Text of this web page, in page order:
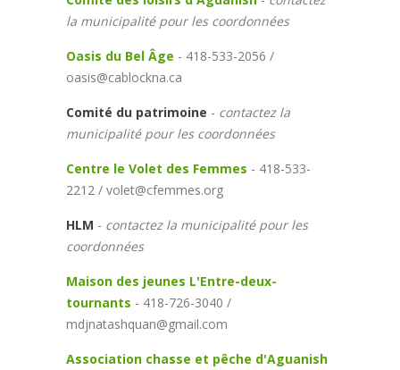
la municipalité pour les coordonnées
Oasis du Bel Âge - 418-533-2056 /
oasis@cablockna.ca
Comité du patrimoine - contactez la
municipalité pour les coordonnées
Centre le Volet des Femmes - 418-533-
2212 / volet@cfemmes.org
HLM - contactez la municipalité pour les
coordonnées
Maison des jeunes L'Entre-deux-
tournants - 418-726-3040 /
mdjnatashquan@gmail.com
Association chasse et pêche d'Aguanish